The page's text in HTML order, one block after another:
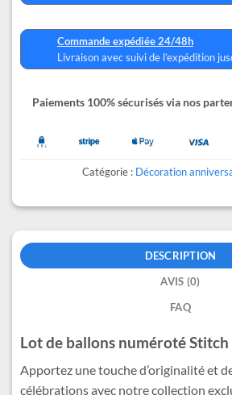
Commande expédiée 24/48h
Livraison avec suivi de l’expédition
Paiements 100% sécurisés via nos
Catégorie : Décoration
DESCRIPTION
AVIS (0)
FAQ
Lot de ballons numéroté Stitch
Apportez une touche d’originalité et
célébrations avec notre collection